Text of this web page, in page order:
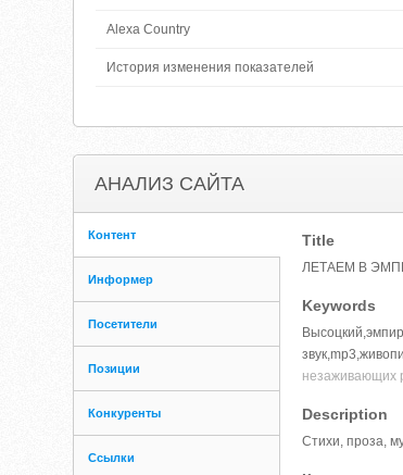
Alexa Country
История изменения показателей
АНАЛИЗ САЙТА
Контент
Информер
Посетители
Позиции
Конкуренты
Ссылки
Title
ЛЕТАЕМ В
Keywords
незаживающих
Description
Стихи, проза,